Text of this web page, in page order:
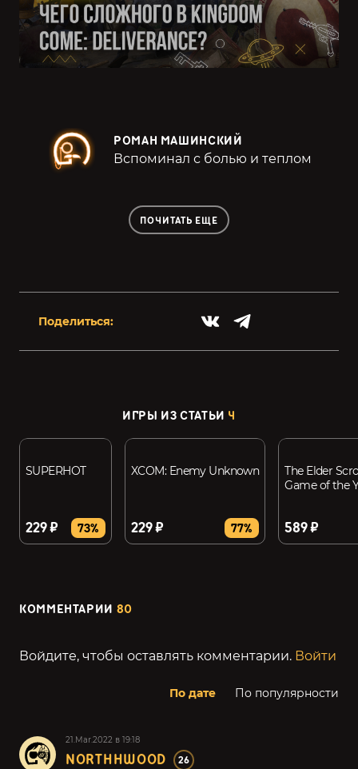
РОМАН МАШИНСКИЙ
Вспоминал с болью и теплом
ПОЧИТАТЬ ЕЩЕ
Поделиться:
ИГРЫ ИЗ СТАТЬИ 4
SUPERHOT
229 ₽ 73%
XCOM: Enemy Unknown
229 ₽ 77%
The Elder
Game of the
589 ₽
КОММЕНТАРИИ 80
Войдите, чтобы оставлять комментарии. Войти
По дате По популярности
21.Mar.2022 в 19:18
NORTHHWOOD 26